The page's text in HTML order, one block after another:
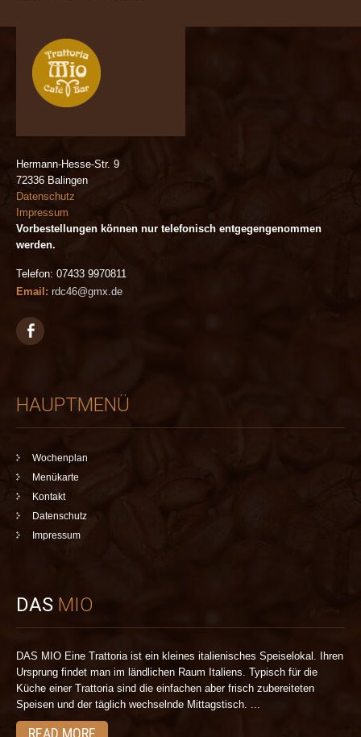
Hermann-Hesse-Str. 9
72336 Balingen
Datenschutz
Impressum
Vorbestellungen können nur telefonisch entgegengenommen
werden.
Telefon: 07433 9970811
Email: rdc46@gmx.de
HAUPTMENÜ
Wochenplan
Menükarte
Kontakt
Datenschutz
Impressum
DAS MIO
DAS MIO Eine Trattoria ist ein kleines italienisches Speiselokal. Ihren
Ursprung findet man im ländlichen Raum Italiens. Typisch für die
Küche einer Trattoria sind die einfachen aber frisch zubereiteten
Speisen und der täglich wechselnde Mittagstisch. ...